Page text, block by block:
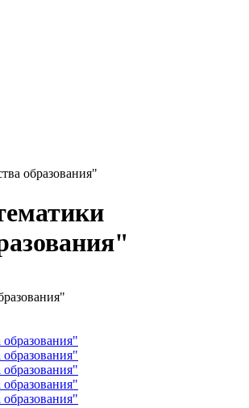
образования"